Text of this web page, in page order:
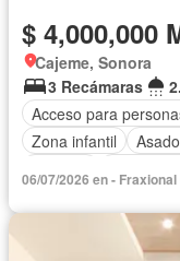
$ 4,000,000
Cajeme, Sonora
3 Recámaras
Acceso para
Zona infantil
Cuarto
Terraza
06/07/2026 en -